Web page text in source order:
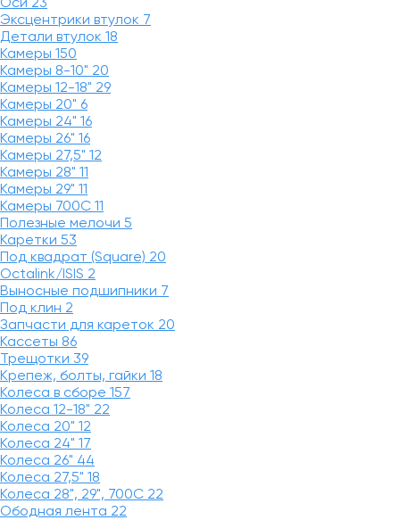
Оси 23
Эксцентрики втулок 7
Детали втулок 18
Камеры 150
Камеры 8-10" 20
Камеры 12-18" 29
Камеры 20" 6
Камеры 24" 16
Камеры 26" 16
Камеры 27,5" 12
Камеры 28" 11
Камеры 29" 11
Камеры 700C 11
Полезные мелочи 5
Каретки 53
Под квадрат (Square) 20
Octalink/ISIS 2
Выносные подшипники 7
Под клин 2
Запчасти для кареток 20
Кассеты 86
Трещотки 39
Крепеж, болты, гайки 18
Колеса в сборе 157
Колеса 12-18" 22
Колеса 20" 12
Колеса 24" 17
Колеса 26" 44
Колеса 27,5" 18
Колеса 28", 29", 700С 22
Ободная лента 22